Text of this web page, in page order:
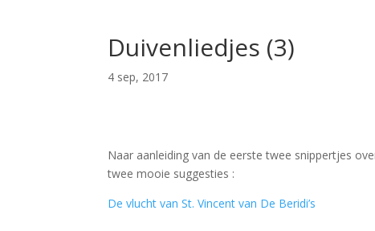
Duivenliedjes (3)
4 sep, 2017
Naar aanleiding van de eerste twee snippertjes
twee mooie suggesties :
De vlucht van St. Vincent van De Beridi’s